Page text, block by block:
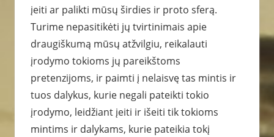
įeiti ar palikti mūsų širdies ir proto sferą.
Turime nepasitikėti jų tvirtinimais apie
draugiškumą mūsų atžvilgiu, reikalauti
įrodymo tokioms jų pareikštoms
pretenzijoms, ir paimti į nelaisvę tas mintis ir
tuos dalykus, kurie negali pateikti tokio
įrodymo, leidžiant įeiti ir išeiti tik tokioms
mintims ir dalykams, kurie pateikia tokį